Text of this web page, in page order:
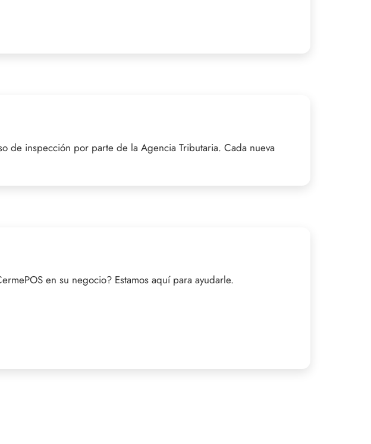
de inspección por parte de la Agencia Tributaria. Cada nueva
en su negocio? Estamos aquí para ayudarle.